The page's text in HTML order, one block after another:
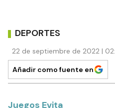
DEPORTES
22 de septiembre de 2022 |
Añadir como fuente en
Juegos Evita